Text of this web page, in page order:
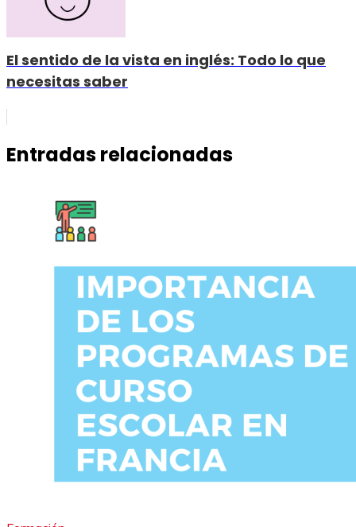
El sentido de la vista en inglés: Todo lo que
necesitas saber
Entradas relacionadas